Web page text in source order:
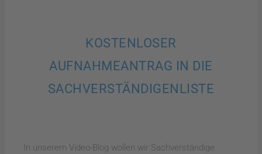
KOSTENLOSER
AUFNAHMEANTRAG IN DIE
SACHVERSTÄNDIGENLISTE
In unserem Video-Blog wollen wir Sachverständige